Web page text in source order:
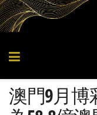
澳門9月博